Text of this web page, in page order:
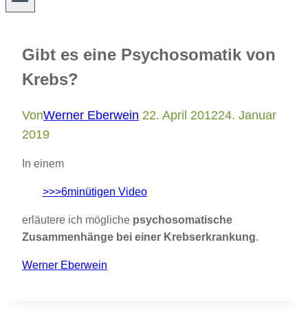
Gibt es eine Psychosomatik von
Krebs?
VonWerner Eberwein 22. April 201224. Januar
2019
In einem
>>>6minütigen Video
erläutere ich mögliche psychosomatische
Zusammenhänge bei einer Krebserkrankung.
Werner Eberwein